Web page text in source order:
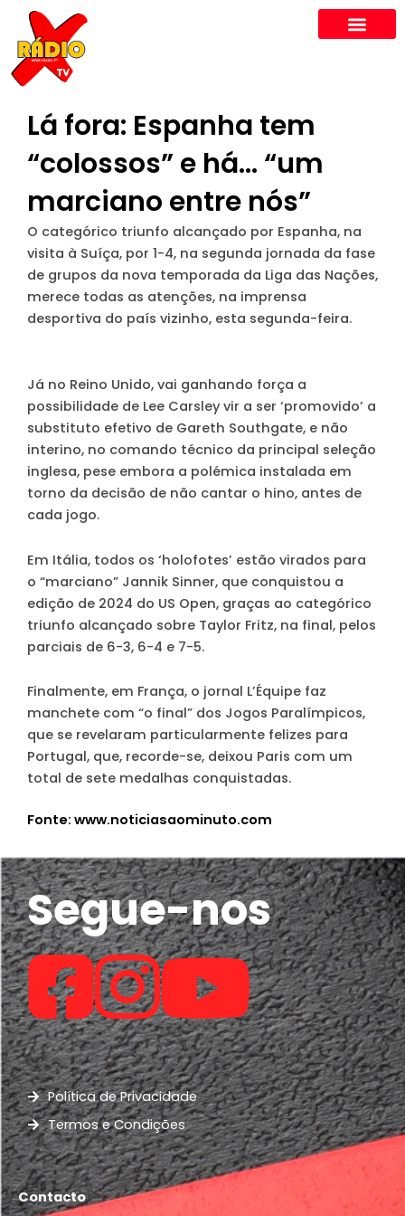
content
Lá fora: Espanha tem
“colossos” e há… “um
marciano entre nós”
O categórico triunfo alcançado por Espanha, na
visita à Suíça, por 1-4, na segunda jornada da fase
de grupos da nova temporada da Liga das Nações,
merece todas as atenções, na imprensa
desportiva do país vizinho, esta segunda-feira.
Já no Reino Unido, vai ganhando força a
possibilidade de Lee Carsley vir a ser ‘promovido’ a
substituto efetivo de Gareth Southgate, e não
interino, no comando técnico da principal seleção
inglesa, pese embora a polémica instalada em
torno da decisão de não cantar o hino, antes de
cada jogo.
Em Itália, todos os ‘holofotes’ estão virados para
o “marciano” Jannik Sinner, que conquistou a
edição de 2024 do US Open, graças ao categórico
triunfo alcançado sobre Taylor Fritz, na final, pelos
parciais de 6-3, 6-4 e 7-5.
Finalmente, em França, o jornal L’Équipe faz
manchete com “o final” dos Jogos Paralímpicos,
que se revelaram particularmente felizes para
Portugal, que, recorde-se, deixou Paris com um
total de sete medalhas conquistadas.
Fonte: www.noticiasaominuto.com
Segue-nos
Política de Privacidade
Termos e Condições
Contacto